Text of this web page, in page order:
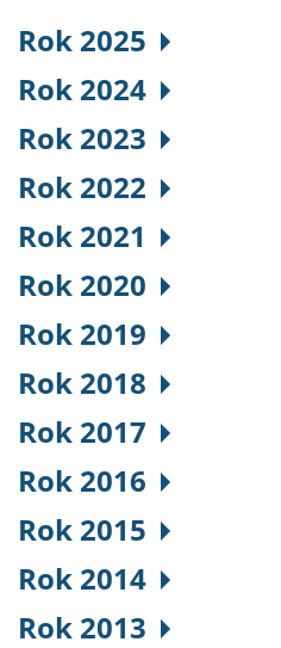
Rok 2025
Rok 2024
Rok 2023
Rok 2022
Rok 2021
Rok 2020
Rok 2019
Rok 2018
Rok 2017
Rok 2016
Rok 2015
Rok 2014
Rok 2013